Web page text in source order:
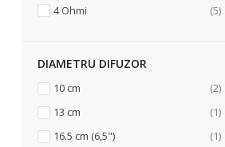
4 Ohmi 5
DIAMETRU DIFUZOR
10 cm 2
13 cm
1
16.5 cm (6,5")
1